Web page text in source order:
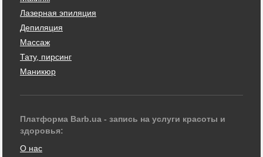
Лазерная эпиляция
Депиляция
Массаж
Тату, пирсинг
Маникюр
Платформа Barb.ua - запись на услуги красоты и
здоровья:
О нас